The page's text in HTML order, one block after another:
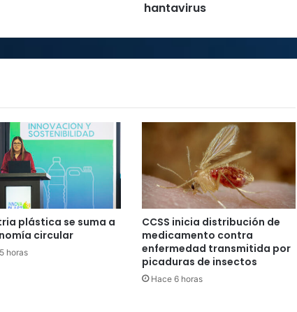
hantavirus
plástica se suma a
circular
horas
CCSS inicia distribución de
medicamento contra
enfermedad transmitida por
picaduras de insectos
Hace 6 horas